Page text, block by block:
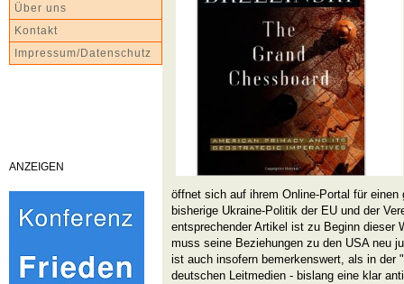
Über uns
Kontakt
Impressum/Datenschutz
ANZEIGEN
öffnet sich auf ihrem Online-Portal für einen
bisherige Ukraine-Politik der EU und der
entsprechender Artikel ist zu Beginn dieser
muss seine Beziehungen zu den USA neu
ist auch insofern bemerkenswert, als in der
deutschen Leitmedien - bislang eine klar